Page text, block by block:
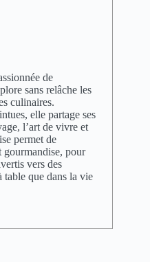
de
sans relâche les
culinaires.
elle partage ses
l’art de vivre et
permet de
gourmandise, pour
vers des
table que dans la vie